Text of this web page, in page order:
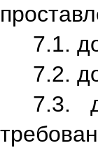
7.1.
7.2.
7.3.